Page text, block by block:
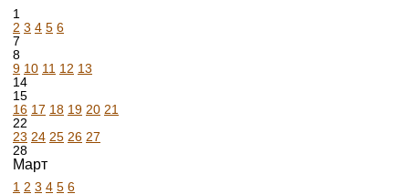
1
2 3 4 5 6
7
8
9 10 11 12 13
14
15
16 17 18 19 20 21
22
23 24 25 26 27
28
Март
1 2 3 4 5 6